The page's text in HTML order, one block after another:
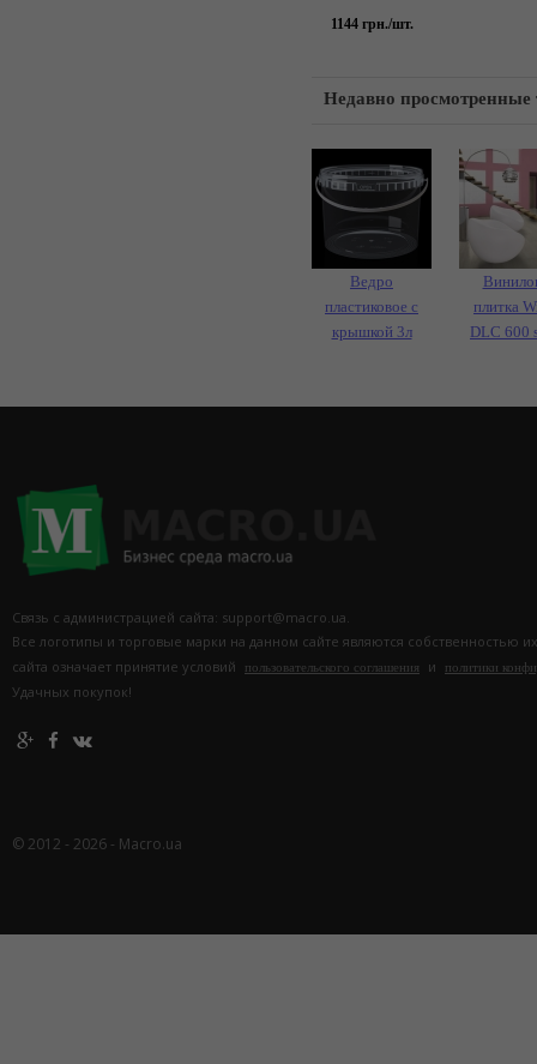
1144грн./шт.
Недавно просмотренные
Ведро
пластиковое с
крышкой 3л
плитка
DLC 600
Связь с администрацией сайта: support@macro.ua.
Все логотипы и торговые марки на данном сайте являются собственностью
сайта означает принятие условий
пользовательского соглашения и политики
Удачных покупок!
© 2012 - 2026 - Macro.ua